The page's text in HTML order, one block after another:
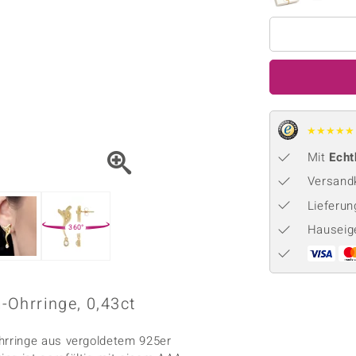
♦ Silberhalsketten
♦ Silberanhänger
Grün
360°
★★★★★
Mit
Ohrringe, 0,43ct
aus vergoldetem 925er